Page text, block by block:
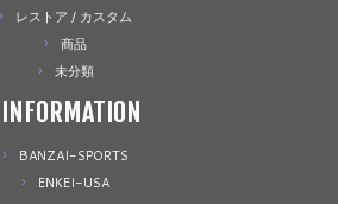
レストア / カスタム
商品
未分類
INFORMATION
BANZAI-SPORTS
ENKEI-USA